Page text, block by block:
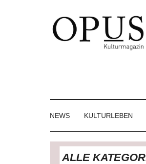
Großregion
NEWS KULTURLEBEN
ALLE